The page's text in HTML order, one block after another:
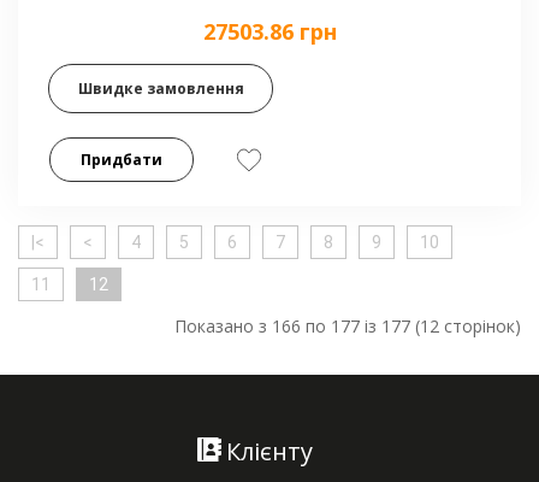
27503.86 грн
Швидке замовлення
Придбати
|< < 4 5 6 7 8 9 10
11 12
Показано з 166 по 177 із 177 (12 сторінок)
Клієнту